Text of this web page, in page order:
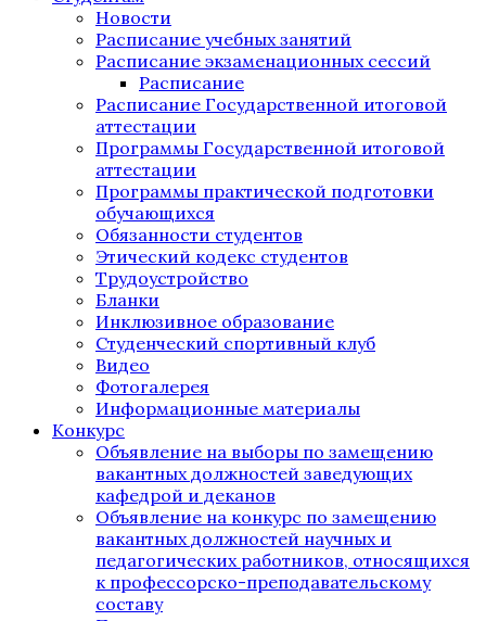
Новости
Расписание учебных занятий
Расписание экзаменационных сессий
Расписание
Расписание Государственной итоговой
аттестации
Программы Государственной итоговой
аттестации
Программы практической подготовки
обучающихся
Обязанности студентов
Этический кодекс студентов
Трудоустройство
Бланки
Инклюзивное образование
Студенческий спортивный клуб
Видео
Фотогалерея
Информационные материалы
Конкурс
Объявление на выборы по замещению
вакантных должностей заведующих
кафедрой и деканов
Объявление на конкурс по замещению
вакантных должностей научных и
педагогических работников, относящихся
к профессорско-преподавательскому
составу